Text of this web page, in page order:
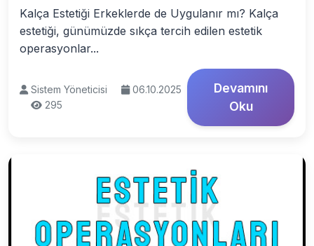
Kalça Estetiği Erkeklerde de Uygulanır mı? Kalça
estetiği, günümüzde sıkça tercih edilen estetik
operasyonlar...
Sistem Yöneticisi
06.10.2025
295
Devamını
Oku